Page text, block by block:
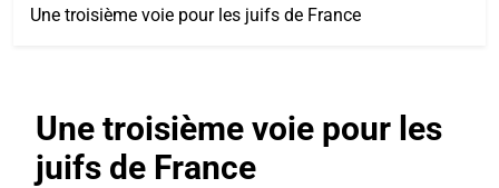
Une troisième voie pour les juifs de France
Une troisième voie pour les
juifs de France